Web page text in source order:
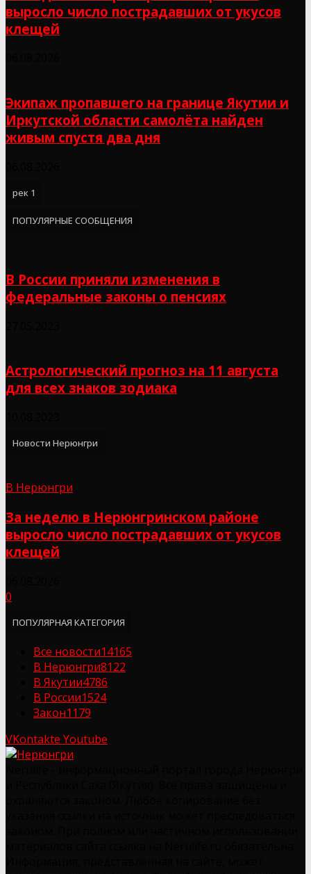
выросло число пострадавших от укусов
клещей
Экипаж пропавшего на границе Якутии и
Иркутской области самолёта найден
живым спустя два дня
рек 1
ПОПУЛЯРНЫЕ СООБЩЕНИЯ
В России приняли изменения в
федеральные законы о пенсиях
Астрологический прогноз на 11 августа
для всех знаков зодиака
Новости Нерюнгри
В Нерюнгри
За неделю в Нерюнгринском районе
выросло число пострадавших от укусов
клещей
0
ПОПУЛЯРНАЯ КАТЕГОРИЯ
Все новости14165
В Нерюнгри8122
В Якутии4786
В России1524
Закон1179
VKontakte Youtube